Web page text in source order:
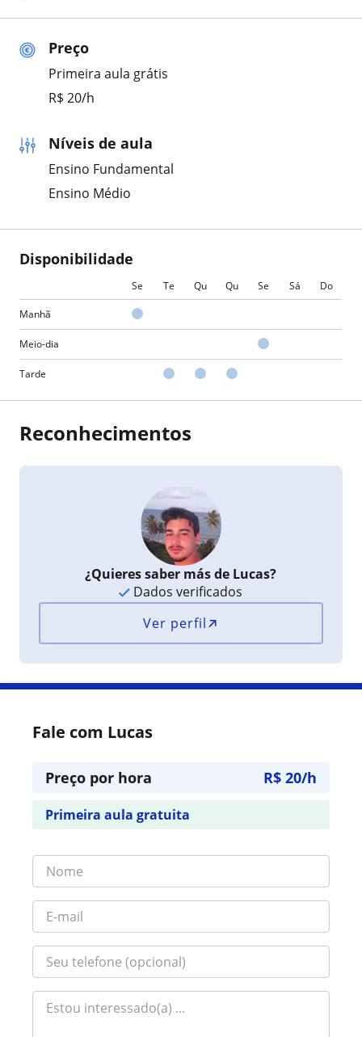
Preço
Primeira aula grátis
R$ 20/h
Níveis de aula
Ensino Fundamental
Ensino Médio
Disponibilidade
Se Te Qu Qu Se Sá Do
Manhã
Meio-dia
Tarde
Reconhecimentos
¿Quieres saber más de Lucas?
Dados verificados
Ver perfil
Fale com Lucas
Preço por hora R$ 20/h
Primeira aula gratuita